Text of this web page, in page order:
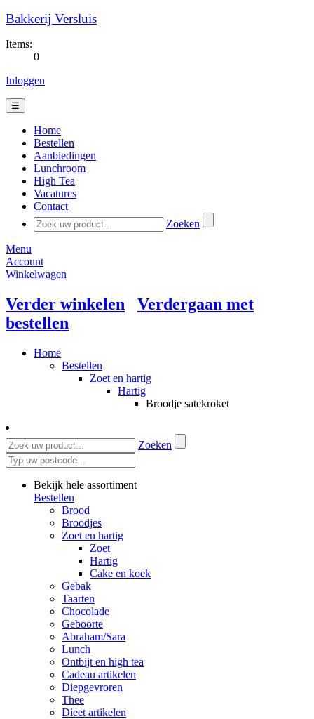
Bakkerij Versluis
Items:
0
Inloggen
☰
Home
Bestellen
Aanbiedingen
Lunchroom
High Tea
Vacatures
Contact
Zoeken
Menu
Account
Winkelwagen
Verder winkelen
Verdergaan met
bestellen
Home
Bestellen
Zoet en hartig
Hartig
Broodje satekroket
Zoeken
Bekijk hele assortiment
Bestellen
Brood
Broodjes
Zoet en hartig
Zoet
Hartig
Cake en koek
Gebak
Taarten
Chocolade
Geboorte
Abraham/Sara
Lunch
Ontbijt en high tea
Cadeau artikelen
Diepgevroren
Thee
Dieet artikelen